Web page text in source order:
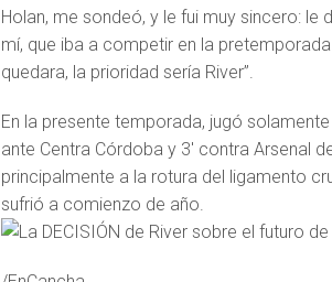
Holan, me sondeó, y le fui muy sincero:
mí, que iba a competir en la
quedara, la prioridad sería River”.
En la presente temporada, jugó
ante Centra Córdoba y 3′ contra Arsenal
principalmente a la rotura del ligamento
sufrió a comienzo de año.